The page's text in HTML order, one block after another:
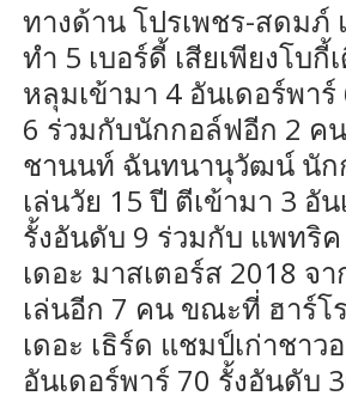
ทางด้าน โปรเพชร-สดมภ์
ทำ 5 เบอร์ดี้ เสียเพียงโบกี้
หลุมเข้ามา 4 อันเดอร์พา
6 ร่วมกับนักกอล์ฟอีก 2 ค
ชานนท์ ฉันทนานุวัฒน์ นั
เล่นวัย 15 ปี ตีเข้ามา 3 อั
รั้งอันดับ 9 ร่วมกับ แพทริ
เดอะ มาสเตอร์ส 2018 จ
เล่นอีก 7 คน ขณะที่ ฮาร์โ
เดอะ เธิร์ด แชมป์เก่าชาว
อันเดอร์พาร์ 70 รั้งอันดับ